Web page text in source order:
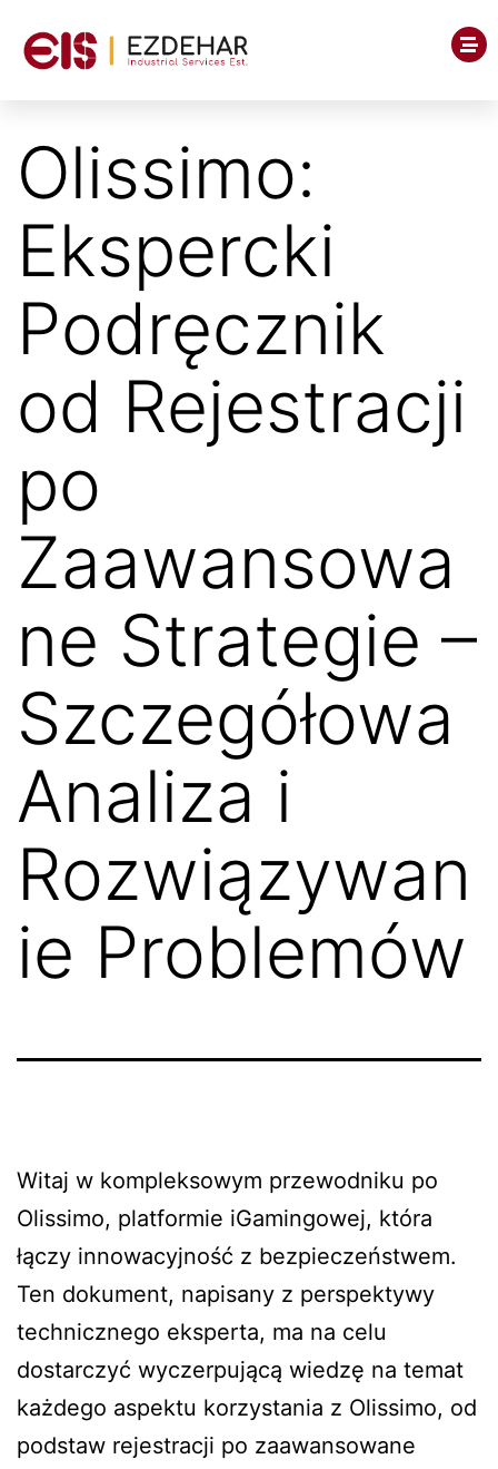
Olissimo:
Ekspercki
Podręcznik
od Rejestracji
po
Zaawansowa
ne Strategie –
Szczegółowa
Analiza i
Rozwiązywan
ie Problemów
Witaj w kompleksowym przewodniku po
Olissimo, platformie iGamingowej, która
łączy innowacyjność z bezpieczeństwem.
Ten dokument, napisany z perspektywy
technicznego eksperta, ma na celu
dostarczyć wyczerpującą wiedzę na temat
każdego aspektu korzystania z Olissimo, od
podstaw rejestracji po zaawansowane